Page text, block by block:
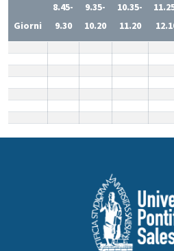
Giorni
8.45-
9.30
9.35-
10.20
10.35-
11.20